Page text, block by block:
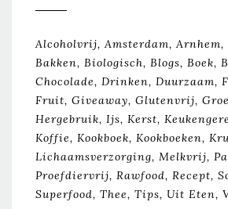
Alcoholvrij Amsterdam Arnhem
Bakken Biologisch Blogs Boek
Chocolade
Drinken Duurzaam
Fruit Giveaway Glutenvrij
Hergebruik Ijs Kerst
Koffie
Kookboek Kookboeken
Lichaamsverzorging Melkvrij
Proefdiervrij Rawfood Recept
Superfood Thee Tips Uit Eten